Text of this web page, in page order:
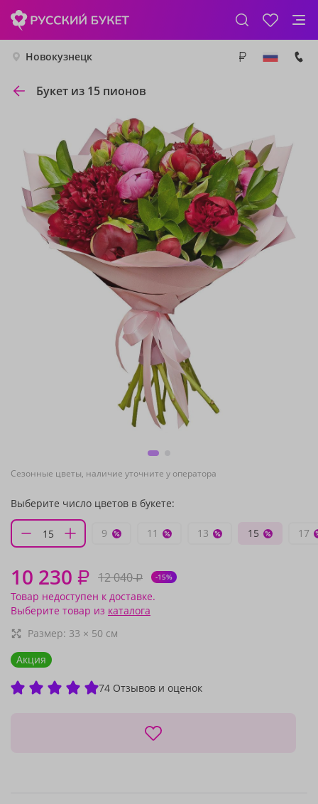
Новокузнецк
Букет из 15 пионов
Сезонные цветы, наличие уточните у оператора
Выберите число цветов в букете:
9 11 13 15 17
10 230 ₽ 12 040₽ -15%
Товар недоступен к доставке.
Выберите товар из каталога
Размер: 33 × 50 см
Акция
74 Отзывов и оценок